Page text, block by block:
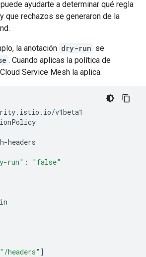
ayudarte a determinar qué regla
que rechazos se generaron de la
la anotación dry-run se
. Cuando aplicas la política de
Service Mesh la aplica.
v1beta1
headers
run" :
"false"
"/headers" ]